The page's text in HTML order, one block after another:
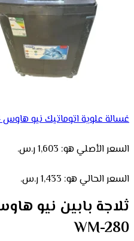
غسالة علوية اتوماتيك نيو هاوس 14 كليو - ستيل داكن TX - 14
السعر الأصلي هو: 1,603 ر.س.
السعر الحالي هو: 1,433 ر.س.
WM-280